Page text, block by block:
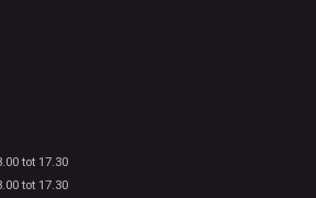
tot 17.30
tot 17.30